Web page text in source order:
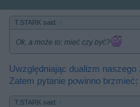
T.STARK said:
Ok, a może to: mieć czy być?
Uwzględniając dualizm
Zatem pytanie powinno
T.STARK said: